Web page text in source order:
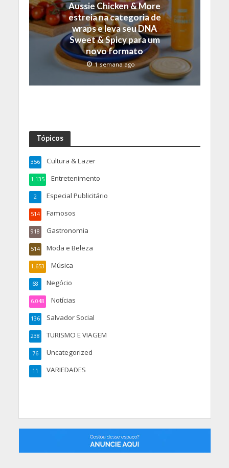
Aussie Chicken & More
estreia na categoria de
wraps e leva seu DNA
Sweet & Spicy para um
novo formato
1 semana ago
Tópicos
Cultura & Lazer
356
Entretenimento
1.135
Especial Publicitário
2
Famosos
514
Gastronomia
918
Moda e Beleza
514
Música
1.653
Negócio
68
Notícias
6.048
Salvador Social
136
TURISMO E VIAGEM
238
Uncategorized
76
VARIEDADES
11